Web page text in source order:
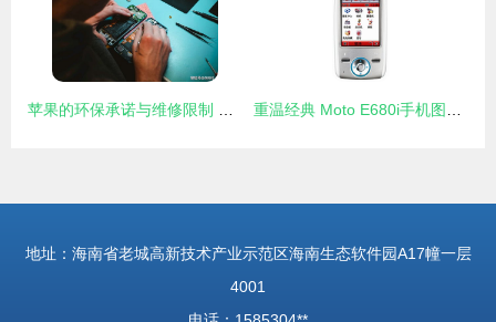
地址：海南省老城高新技术产业示范区海南生态软件园A17幢一层
4001